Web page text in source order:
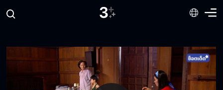
คบคนเช่นใดเป็นมิตร เสพสนิทกับคนเช่นใด ก็จะ
กลายเป็นคนเช่นนั้น